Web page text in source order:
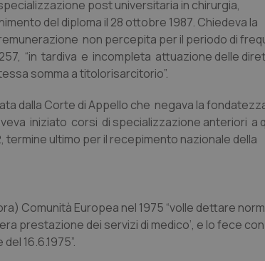
post universitaria in chirurgia,
del diploma il 28 ottobre 1987. Chiedeva la
non percepita per il periodo di
“in tardiva e incompleta attuazione delle
somma a titolorisarcitorio”.
dalla Corte di Appello che negava la
iniziato corsi di specializzazione anteriori a
termine ultimo per il recepimento nazionale della
Comunità Europea nel 1975 “volle dettare
prestazione dei servizi di medico’, e lo fece
16.6.1975”.